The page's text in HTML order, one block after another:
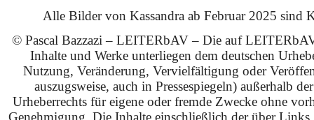
Alle Bilder von Kassandra ab Februar 2025 sind
© Pascal Bazzazi – LEITERbAV – Die auf
Inhalte und Werke unterliegen dem deutschen
Nutzung, Veränderung, Vervielfältigung oder
auszugsweise, auch in Pressespiegeln) außerhalb
Urheberrechts für eigene oder fremde Zwecke ohne